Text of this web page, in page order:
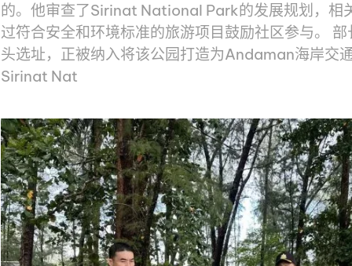
的。他审查了Sirinat National Park的发展规划，相
过符合安全和环境标准的旅游项目鼓励社区参与。
头选址，正被纳入将该公园打造为Andaman海岸交
Sirinat Nat